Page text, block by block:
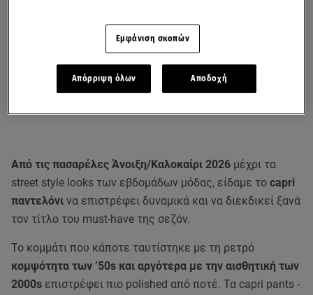
Από τις πασαρέλες Άνοιξη/Καλοκαίρι 2026 μέχρι τα
street style looks των εβδομάδων μόδας, είδαμε το capri
παντελόνι να επιστρέφει δυναμικά και να διεκδικεί ξανά
τον τίτλο του must-have της σεζόν.
Το κομμάτι που κάποτε ταυτίστηκε με τη ρετρό
κομψότητα των ’50s και αργότερα με την αισθητική των
2000s επιστρέφει πιο polished από ποτέ. Τα capri pants -
Εμφάνιση σκοπών
Απόρριψη όλων Αποδοχή